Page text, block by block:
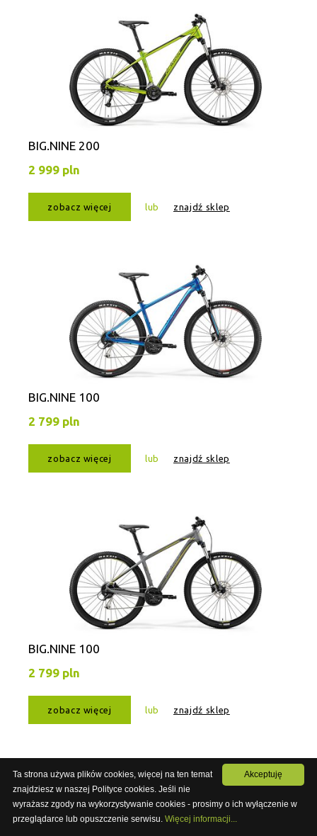
PRZEJDŹ NA NOWĄ STRONĘ
BIG.NINE 200
2 999 pln
zobacz więcej lub znajdź sklep
BIG.NINE 100
2 799 pln
zobacz więcej lub znajdź sklep
BIG.NINE 100
2 799 pln
zobacz więcej lub znajdź sklep
Akceptuję
Ta strona używa plików cookies, więcej na ten temat
znajdziesz w naszej Polityce cookies. Jeśli nie
wyrażasz zgody na wykorzystywanie cookies - prosimy o ich wyłączenie w
przeglądarce lub opuszczenie serwisu. Więcej informacji...